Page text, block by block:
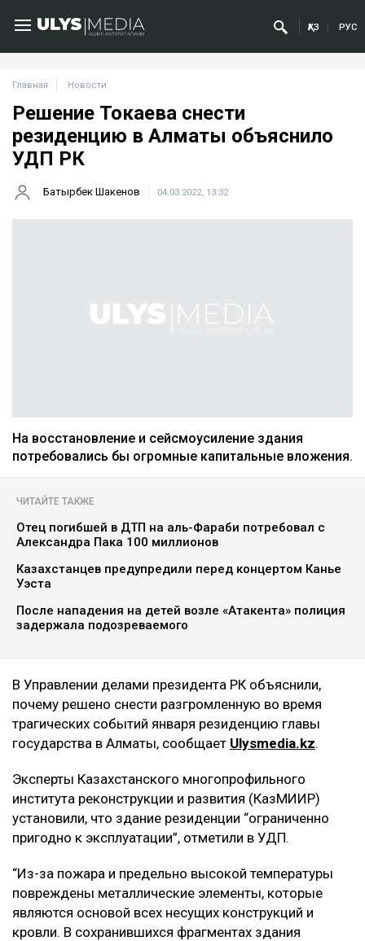
ҚАЗ РУС
Главная Новости
Решение Токаева снести
резиденцию в Алматы объяснило
УДП РК
Батырбек Шакенов 04.03.2022, 13:32
На восстановление и сейсмоусиление здания
потребовались бы огромные капитальные вложения.
ЧИТАЙТЕ ТАКЖЕ
Отец погибшей в ДТП на аль-Фараби потребовал с
Александра Пака 100 миллионов
Казахстанцев предупредили перед концертом Канье
Уэста
После нападения на детей возле «Атакента» полиция
задержала подозреваемого
В Управлении делами президента РК объяснили,
почему решено снести разгромленную во время
трагических событий января резиденцию главы
государства в Алматы, сообщает Ulysmedia.kz.
Эксперты Казахстанского многопрофильного
института реконструкции и развития (КазМИИР)
установили, что здание резиденции “ограниченно
пригодно к эксплуатации”, отметили в УДП.
“Из-за пожара и предельно высокой температуры
повреждены металлические элементы, которые
являются основой всех несущих конструкций и
кровли. В сохранившихся фрагментах здания